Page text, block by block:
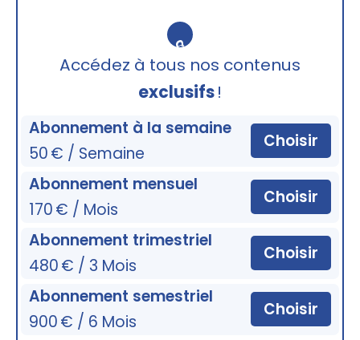
🔒
Accédez à tous nos contenus
exclusifs!
Abonnement à la semaine
50 € / Semaine
Choisir
Abonnement mensuel
170 € / Mois
Choisir
Abonnement trimestriel
480 € / 3 Mois
Choisir
Abonnement semestriel
900 € / 6 Mois
Choisir